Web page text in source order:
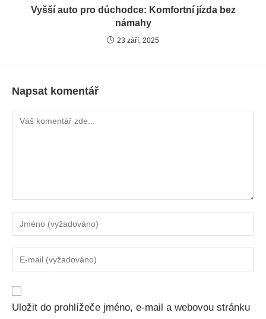
Vyšší auto pro důchodce: Komfortní jízda bez
námahy
23 září, 2025
Napsat komentář
Uložit do prohlížeče jméno, e-mail a webovou stránku